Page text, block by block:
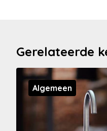
Gerelateerde
Algemeen